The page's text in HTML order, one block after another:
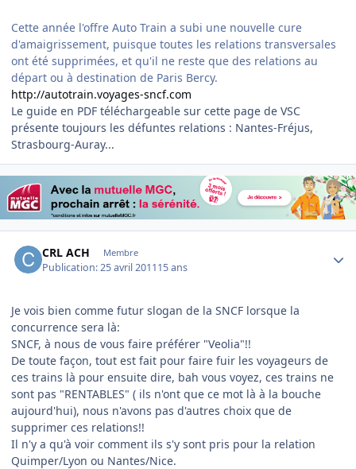
Cette année l'offre Auto Train a subi une nouvelle cure
d'amaigrissement, puisque toutes les relations transversales
ont été supprimées, et qu'il ne reste que des relations au
départ ou à destination de Paris Bercy.
http://autotrain.voyages-sncf.com
Le guide en PDF téléchargeable sur cette page de VSC
présente toujours les défuntes relations : Nantes-Fréjus,
Strasbourg-Auray...
CRL ACH Membre
Publication:25 avril 201115 ans
Je vois bien comme futur slogan de la SNCF lorsque la
concurrence sera là:
SNCF, à nous de vous faire préférer "Veolia"!!
De toute façon, tout est fait pour faire fuir les voyageurs de
ces trains là pour ensuite dire, bah vous voyez, ces trains ne
sont pas "RENTABLES" ( ils n'ont que ce mot là à la bouche
aujourd'hui), nous n'avons pas d'autres choix que de
supprimer ces relations!!
Il n'y a qu'à voir comment ils s'y sont pris pour la relation
Quimper/Lyon ou Nantes/Nice.